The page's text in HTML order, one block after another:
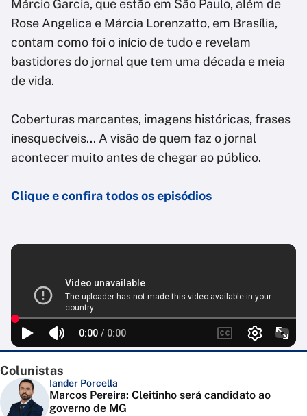
Márcio Garcia, que estão em São Paulo, além de
Rose Angelica e Márcia Lorenzatto, em Brasília,
contam como foi o início de tudo e revelam
bastidores do jornal que tem uma década e meia
de vida.
Coberturas marcantes, imagens históricas, frases
inesquecíveis... A visão de quem faz o jornal
acontecer muito antes de chegar ao público.
Clique e confira todos os episódios
Colunistas
Iander Porcella
Marcos Pereira: Cleitinho será candidato ao
governo de MG